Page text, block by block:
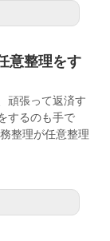
意整理をす
頑張って返済す
するのも手で
整理が任意整理